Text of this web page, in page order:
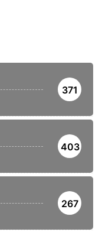
371
403
267